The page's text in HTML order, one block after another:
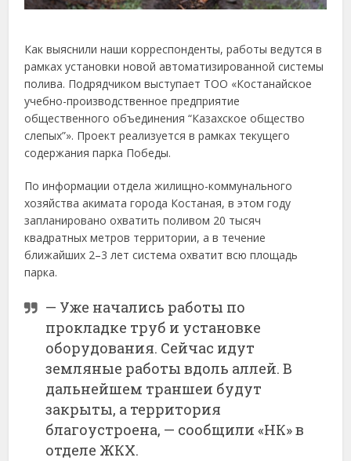
Как выяснили наши корреспонденты, работы ведутся в
рамках установки новой автоматизированной системы
полива. Подрядчиком выступает ТОО «Костанайское
учебно-производственное предприятие
общественного объединения “Казахское общество
слепых”». Проект реализуется в рамках текущего
содержания парка Победы.
По информации отдела жилищно-коммунального
хозяйства акимата города Костаная, в этом году
запланировано охватить поливом 20 тысяч
квадратных метров территории, а в течение
ближайших 2–3 лет система охватит всю площадь
парка.
— Уже начались работы по
прокладке труб и установке
оборудования. Сейчас идут
земляные работы вдоль аллей. В
дальнейшем траншеи будут
закрыты, а территория
благоустроена, — сообщили «НК» в
отделе ЖКХ.